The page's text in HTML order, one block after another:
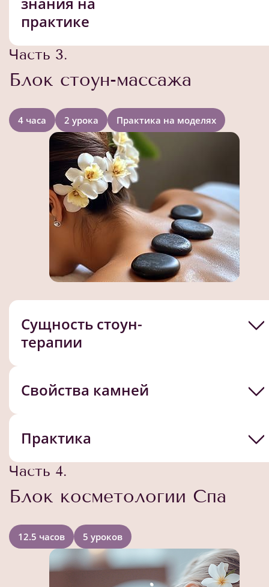
практике
Часть 3.
Блок стоун-массажа
4 часа 2 урока Практика на моделях
Сущность стоун-
терапии
Свойства камней
Практика
Часть 4.
Блок косметологии Спа
12.5 часов 5 уроков